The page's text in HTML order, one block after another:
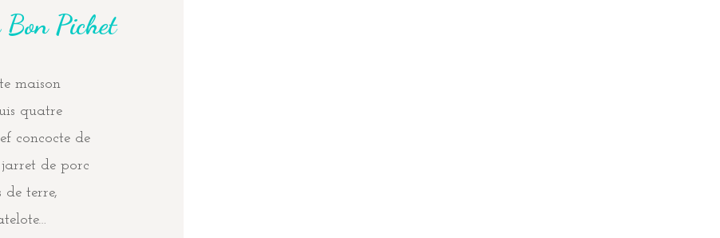
Bon Pichet
maison
quatre
concocte de
jarret de porc
de terre,